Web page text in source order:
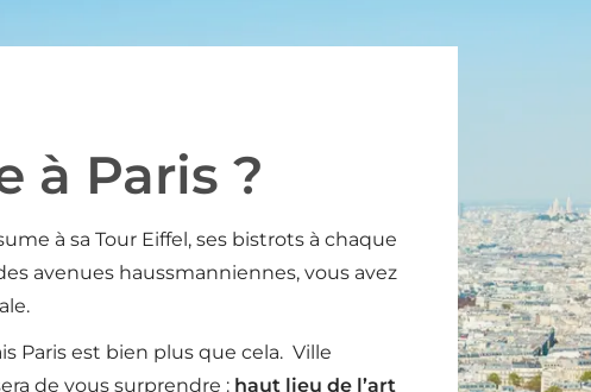
à Paris ?
à sa Tour Eiffel, ses bistrots à chaque
avenues haussmanniennes, vous avez
Paris est bien plus que cela. Ville
de vous surprendre : haut lieu de l’art